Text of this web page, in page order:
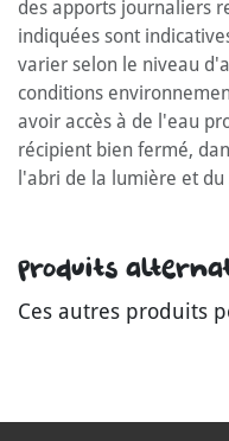
des apports journaliers
indiquées sont
varier selon le niveau
conditions
avoir accès à de l'eau
récipient bien fermé,
l'abri de la lumière et du
Produits
Ces autres produits